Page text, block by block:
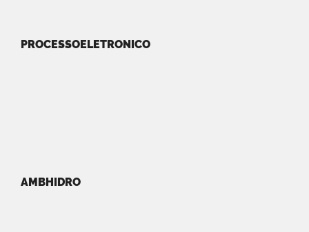
PROCESSOELETRONICO
AMBHIDRO